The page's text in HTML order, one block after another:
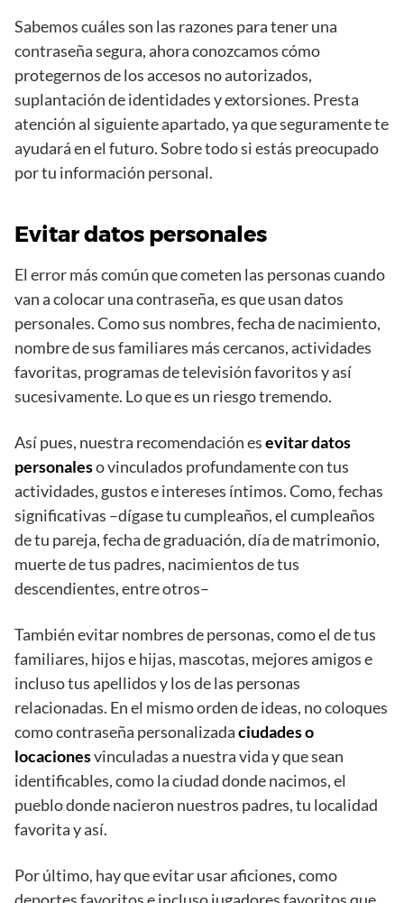
Sabemos cuáles son las razones para tener una
contraseña segura, ahora conozcamos cómo
protegernos de los accesos no autorizados,
suplantación de identidades y extorsiones. Presta
atención al siguiente apartado, ya que seguramente te
ayudará en el futuro. Sobre todo si estás preocupado
por tu información personal.
Evitar datos personales
El error más común que cometen las personas cuando
van a colocar una contraseña, es que usan datos
personales. Como sus nombres, fecha de nacimiento,
nombre de sus familiares más cercanos, actividades
favoritas, programas de televisión favoritos y así
sucesivamente. Lo que es un riesgo tremendo.
Así pues, nuestra recomendación esevitar datos
personaleso vinculados profundamente con tus
actividades, gustos e intereses íntimos. Como, fechas
significativas –dígase tu cumpleaños, el cumpleaños
de tu pareja, fecha de graduación, día de matrimonio,
muerte de tus padres, nacimientos de tus
descendientes, entre otros–
También evitar nombres de personas, como el de tus
familiares, hijos e hijas, mascotas, mejores amigos e
incluso tus apellidos y los de las personas
relacionadas. En el mismo orden de ideas, no coloques
como contraseña personalizadaciudades o
locacionesvinculadas a nuestra vida y que sean
identificables, como la ciudad donde nacimos, el
pueblo donde nacieron nuestros padres, tu localidad
favorita y así.
Por último, hay que evitar usar aficiones, como